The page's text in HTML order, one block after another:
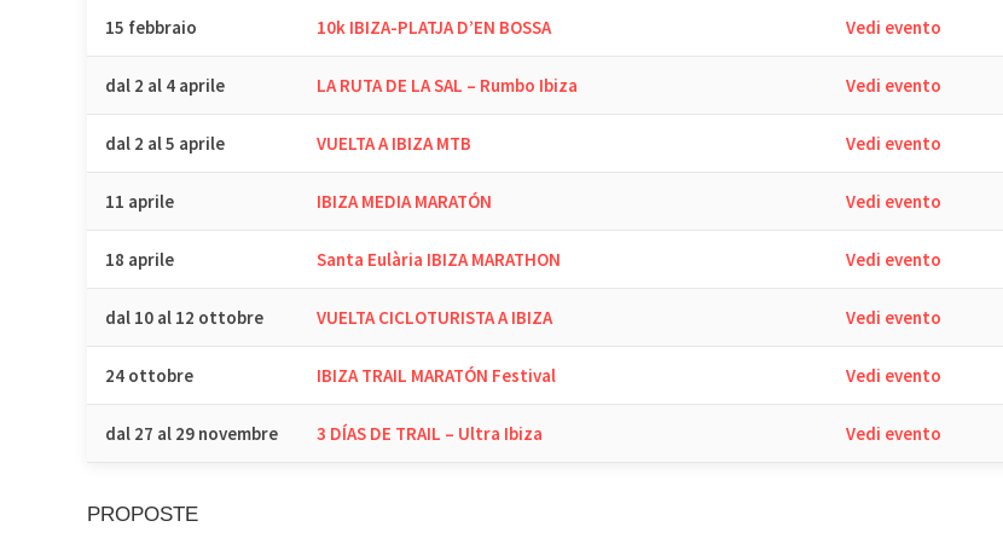
15 febbraio 10k IBIZA-PLATJA D’EN BOSSA Vedi evento
dal 2 al 4 aprile LA RUTA DE LA SAL – Rumbo Ibiza Vedi evento
dal 2 al 5 aprile VUELTA A IBIZA MTB Vedi evento
11 aprile IBIZA MEDIA MARATÓN Vedi evento
18 aprile Santa Eulària IBIZA MARATHON Vedi evento
dal 10 al 12 ottobre VUELTA CICLOTURISTA A IBIZA Vedi evento
24 ottobre IBIZA TRAIL MARATÓN Festival Vedi evento
dal 27 al 29 novembre 3 DÍAS DE TRAIL – Ultra Ibiza Vedi evento
PROPOSTE